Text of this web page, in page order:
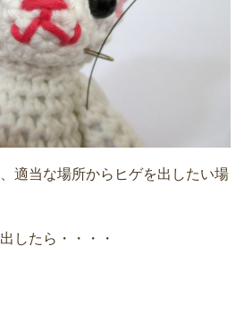
適当な場所からヒゲを出したい場
したら・・・・